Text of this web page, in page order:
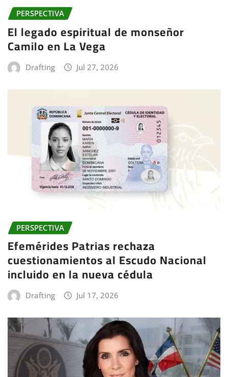
PERSPECTIVA
El legado espiritual de monseñor
Camilo en La Vega
Drafting Jul 27, 2026
PERSPECTIVA
Efemérides Patrias rechaza
cuestionamientos al Escudo Nacional
incluido en la nueva cédula
Drafting Jul 17, 2026